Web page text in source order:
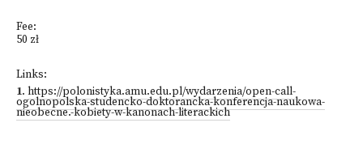
Fee:
50 zł
Links:
1. https://polonistyka.amu.edu.pl/wydarzenia/open-call-
ogolnopolska-studencko-doktorancka-konferencja-naukowa-
nieobecne.-kobiety-w-kanonach-literackich